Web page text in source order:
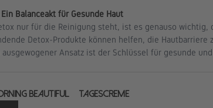
Balanceakt für Gesunde Haut
nur für die Reinigung steht, ist es genauso wichtig,
Detox-Produkte können helfen, die Hautbarriere
Ansatz ist der Schlüssel für gesunde und
BEAUTIFUL – Tagescreme